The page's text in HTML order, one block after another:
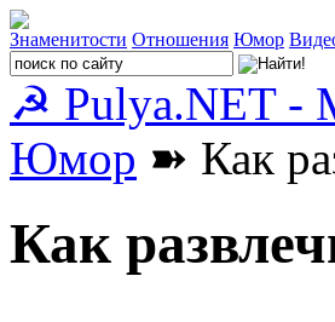
Знаменитости Отношения Юмор
☭ Pulya.NET -
Юмор ➽ Как
Как